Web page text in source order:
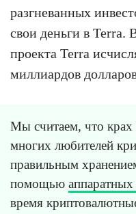
разгневанных
свои деньги в Terra.
проекта Terra
миллиардов
Мы считаем, что крах
многих любителей
правильным
помощью
время